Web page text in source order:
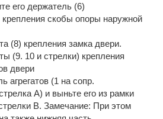
его держатель (6)
скобы опоры наружной
(8) крепления замка двери.
(9. 10 и стрелки) крепления
двери
агрегатов (1 на сопр.
А) и выньте его из рамки
В. Замечание: При этом